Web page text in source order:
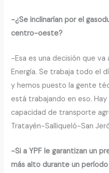
-¿Se inclinarían por el
centro-oeste?
-Esa es una decisión que
Energía. Se trabaja todo el
y hemos puesto la gente
está trabajando en eso.
capacidad de transporte
Tratayén-Salliqueló-San
-Si a YPF le garantizan un
más alto durante un